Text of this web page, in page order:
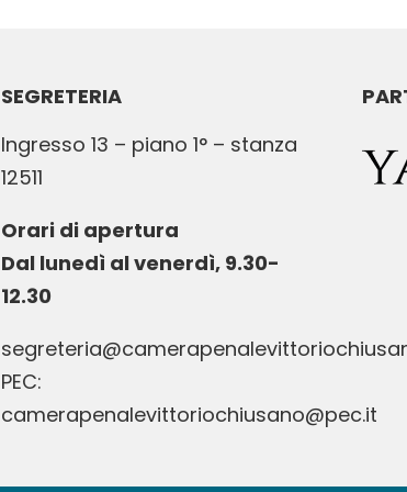
SEGRETERIA
Ingresso 13 – piano 1° – stanza
12511
Orari di apertura
Dal lunedì al venerdì, 9.30-
12.30
PEC:
camerapenalevittoriochiusano@pec.it